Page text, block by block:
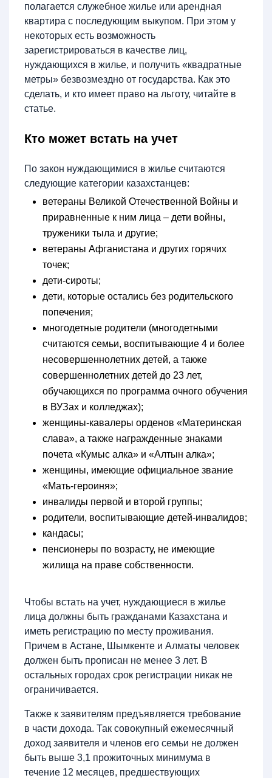
полагается служебное жилье или арендная
квартира с последующим выкупом. При этом у
некоторых есть возможность
зарегистрироваться в качестве лиц,
нуждающихся в жилье, и получить «квадратные
метры» безвозмездно от государства. Как это
сделать, и кто имеет право на льготу, читайте в
статье.
Кто может встать на учет
По закон нуждающимися в жилье считаются
следующие категории казахстанцев:
ветераны Великой Отечественной Войны и
приравненные к ним лица – дети войны,
труженики тыла и другие;
ветераны Афганистана и других горячих
точек;
дети-сироты;
дети, которые остались без родительского
попечения;
многодетные родители (многодетными
считаются семьи, воспитывающие 4 и более
несовершеннолетних детей, а также
совершеннолетних детей до 23 лет,
обучающихся по программа очного обучения
в ВУЗах и колледжах);
женщины-кавалеры орденов «Материнская
слава», а также награжденные знаками
почета «Кумыс алка» и «Алтын алка»;
женщины, имеющие официальное звание
«Мать-героиня»;
инвалиды первой и второй группы;
родители, воспитывающие детей-инвалидов;
кандасы;
пенсионеры по возрасту, не имеющие
жилища на праве собственности.
Чтобы встать на учет, нуждающиеся в жилье
лица должны быть гражданами Казахстана и
иметь регистрацию по месту проживания.
Причем в Астане, Шымкенте и Алматы человек
должен быть прописан не менее 3 лет. В
остальных городах срок регистрации никак не
ограничивается.
Также к заявителям предъявляется требование
в части дохода. Так совокупный ежемесячный
доход заявителя и членов его семьи не должен
быть выше 3,1 прожиточных минимума в
течение 12 месяцев, предшествующих